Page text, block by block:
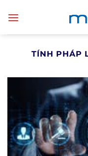
TÍNH PHÁP